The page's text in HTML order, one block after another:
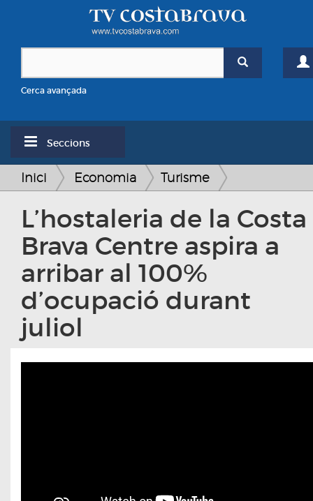
Cerca avançada
Seccions
Inici Economia Turisme
L’hostaleria de la Costa
Brava Centre aspira a
arribar al 100%
d’ocupació durant
juliol